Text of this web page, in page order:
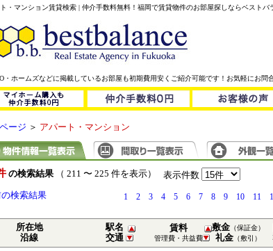
・マンション賃貸検索 | 仲介手数料無料！福岡で賃貸物件のお部屋探しならベストバ
・ホームズなどに掲載しているお部屋も初期費用安くご紹介可能です！お気軽にお問
ージ ＞ アパート・マンション
の検索結果（ 211 〜 225 件を表示） 表示件数
検索結果 1 2 3 4 5 6 7 8 9 10 11
所在地
沿線
駅名
交通
賃料
管理費・共益費
敷金（保証金）
礼金（敷引）